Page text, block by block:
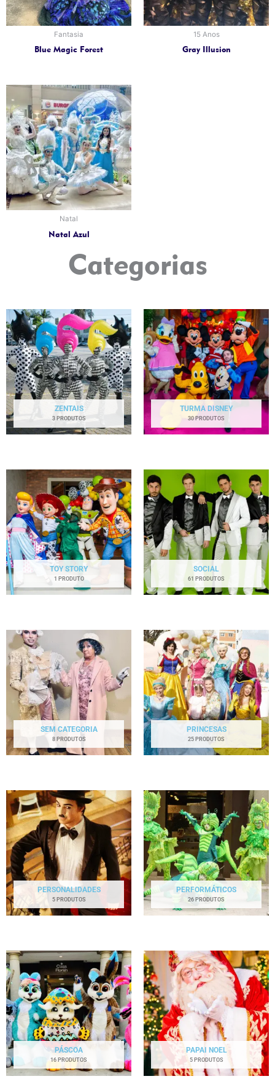
Fantasia
Blue Magic Forest
15 Anos
Gray Illusion
Natal
Natal Azul
Categorias
ZENTAIS
3 PRODUTOS
TURMA DISNEY
30 PRODUTOS
TOY STORY
1 PRODUTO
SOCIAL
61 PRODUTOS
SEM CATEGORIA
8 PRODUTOS
PRINCESAS
25 PRODUTOS
PERSONALIDADES
5 PRODUTOS
PERFORMÁTICOS
26 PRODUTOS
PÁSCOA
16 PRODUTOS
PAPAI NOEL
5 PRODUTOS